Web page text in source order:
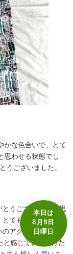
本日は
8月9日
日曜日
かな色合いで、とて
思わせる状態でし
うございました。
とうございます☺️ 思
ても嬉しいです🩷
アクセントとして
と感じていただけた